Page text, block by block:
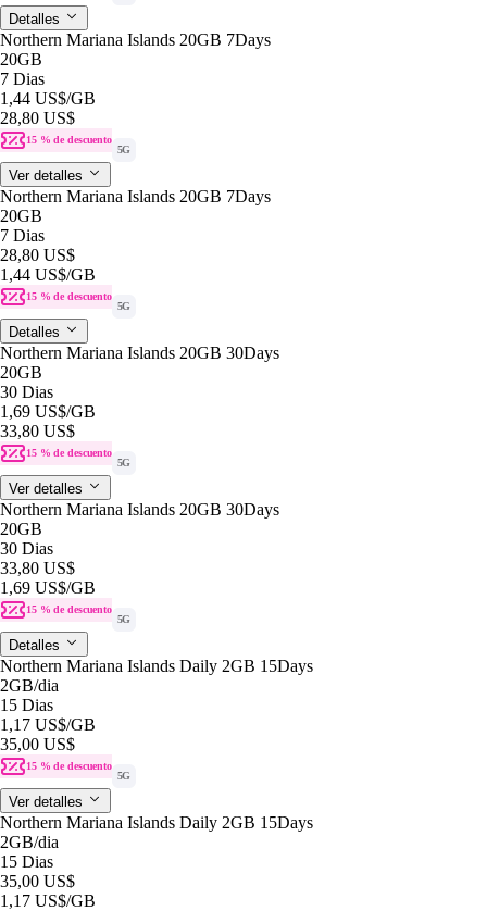
Detalles
Northern Mariana Islands 20GB 7Days
20GB
7 Dias
1,44 US$/GB
28,80 US$
15 % de descuento
5G
Ver detalles
Northern Mariana Islands 20GB 7Days
20GB
7 Dias
28,80 US$
1,44 US$/GB
15 % de descuento
5G
Detalles
Northern Mariana Islands 20GB 30Days
20GB
30 Dias
1,69 US$/GB
33,80 US$
15 % de descuento
5G
Ver detalles
Northern Mariana Islands 20GB 30Days
20GB
30 Dias
33,80 US$
1,69 US$/GB
15 % de descuento
5G
Detalles
Northern Mariana Islands Daily 2GB 15Days
2GB/dia
15 Dias
1,17 US$/GB
35,00 US$
15 % de descuento
5G
Ver detalles
Northern Mariana Islands Daily 2GB 15Days
2GB/dia
15 Dias
35,00 US$
1,17 US$/GB